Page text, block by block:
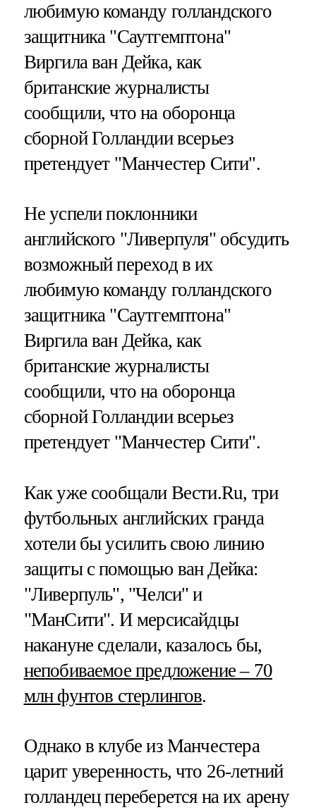
любимую команду голландского
защитника "Саутгемптона"
Виргила ван Дейка, как
британские журналисты
сообщили, что на оборонца
сборной Голландии всерьез
претендует "Манчестер Сити".
Не успели поклонники
английского "Ливерпуля" обсудить
возможный переход в их
любимую команду голландского
защитника "Саутгемптона"
Виргила ван Дейка, как
британские журналисты
сообщили, что на оборонца
сборной Голландии всерьез
претендует "Манчестер Сити".
Как уже сообщали Вести.Ru, три
футбольных английских гранда
хотели бы усилить свою линию
защиты с помощью ван Дейка:
"Ливерпуль", "Челси" и
"МанСити". И мерсисайдцы
накануне сделали, казалось бы,
непобиваемое предложение – 70
млн фунтов стерлингов.
Однако в клубе из Манчестера
царит уверенность, что 26-летний
голландец переберется на их арену